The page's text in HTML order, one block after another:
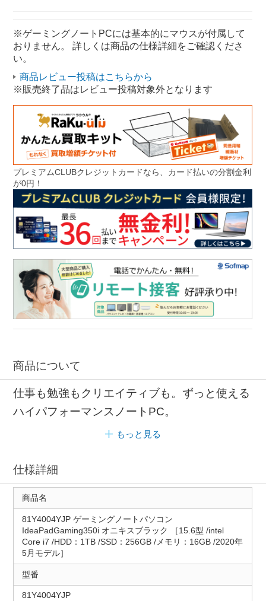
ゲーミングノートPC 15.6型
※ゲーミングノートPCには基本的にマウスが付属して
おりません。 詳しくは商品の仕様詳細をご確認くださ
い。
商品レビュー投稿はこちらから
※販売終了品はレビュー投稿対象外となります
プレミアムCLUBクレジットカードなら、カード払いの分割金利
が0円！
商品について
仕事も勉強もクリエイティブも。ずっと使える
ハイパフォーマンスノートPC。
もっと見る
仕様詳細
商品名
81Y4004YJP ゲーミングノートパソコン
IdeaPadGaming350i オニキスブラック ［15.6型 /intel
Core i7 /HDD：1TB /SSD：256GB /メモリ：16GB /2020年
5月モデル］
型番
81Y4004YJP